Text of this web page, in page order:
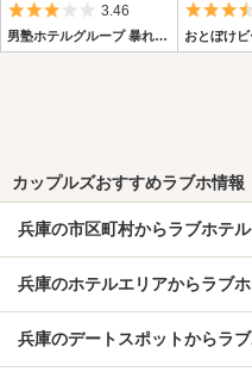
5つ星のうち3
3.46
男塾ホテルグループ 暴れ狸の鬼袋 姫路駅前店
カップルズおすすめラブホ情報
兵庫の市区町村からラブホテ
兵庫のホテルエリアからラブ
兵庫のデートスポットからラ